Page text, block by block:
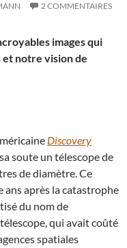
2 COMMENTAIRES
images qui
notre vision de
Discovery
soute un télescope de
de diamètre. Ce
après la catastrophe
du nom de
télescope, qui avait coûté
spatiales